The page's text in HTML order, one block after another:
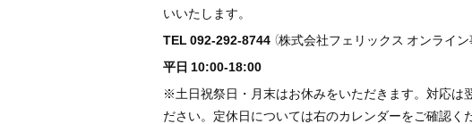
いいたします。
TEL 092-292-8744 （株式会社フェリックス オンライン
平日 10:00-18:00
※土日祝祭日・月末はお休みをいただきます。対応は
ださい。定休日については右のカレンダーをご確認く